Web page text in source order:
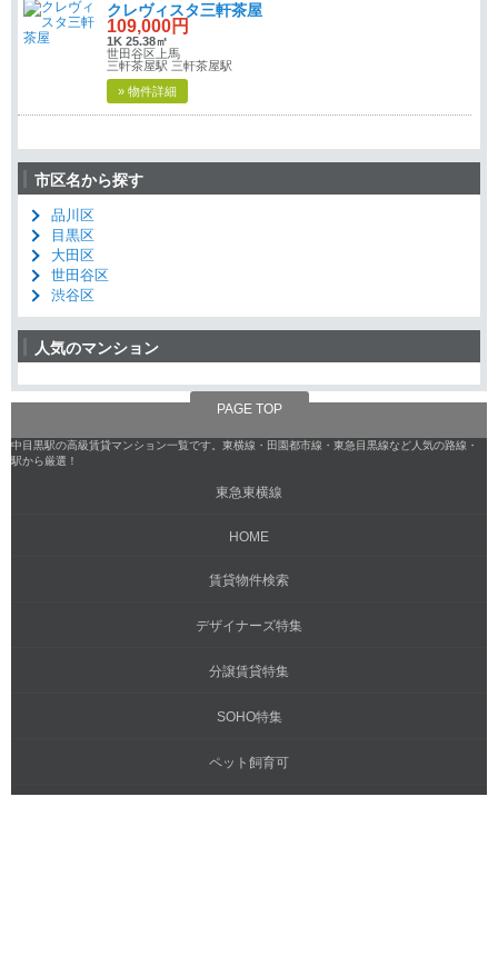
クレヴィスタ三軒茶屋
109,000円
1K 25.38㎡
世田谷区上馬
三軒茶屋駅 三軒茶屋駅
» 物件詳細
市区名から探す
品川区
目黒区
大田区
世田谷区
渋谷区
人気のマンション
PAGE TOP
中目黒駅の高級賃貸マンション一覧です。東横線・田園都市線・東急目黒線など人気の路線・
駅から厳選！
東急東横線
HOME
賃貸物件検索
デザイナーズ特集
分譲賃貸特集
SOHO特集
ペット飼育可